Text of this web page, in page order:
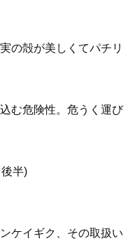
の殻が美しくてパチリ
む危険性。危うく運び
半)
ケイギク、その取扱い